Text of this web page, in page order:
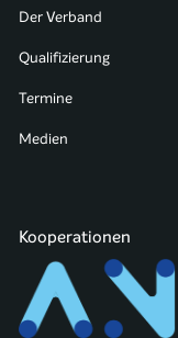
Der Verband
Qualifizierung
Termine
Medien
Kooperationen